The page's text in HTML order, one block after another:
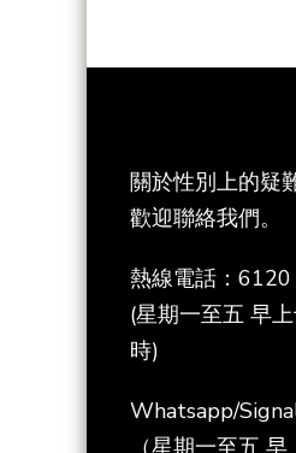
關於性別上的疑
歡迎聯絡我們。
熱線電話：
(星期一至五 早
時)
Whatsapp/